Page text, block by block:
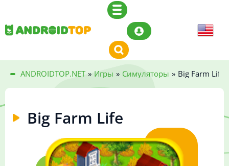
ANDROIDTOP.NET » Игры » Симуляторы » Big Farm Life
Big Farm Life